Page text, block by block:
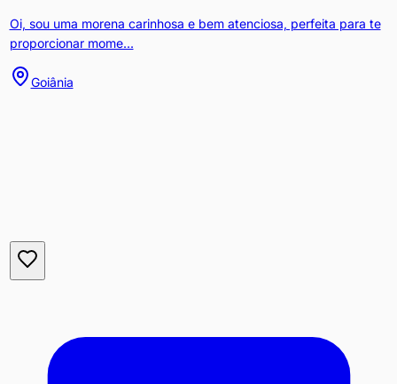
Oi, sou uma morena carinhosa e bem atenciosa, perfeita para te
proporcionar mome...
Goiânia